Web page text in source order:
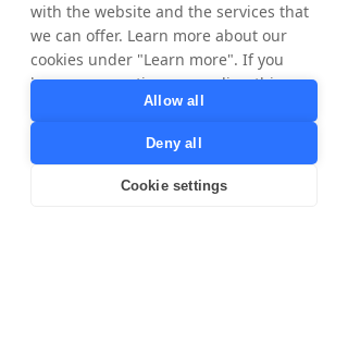
Download the Swedish Report
< Previous Next >
with the website and the services that
we can offer. Learn more about our
cookies under "Learn more". If you
have any questions regarding this,
privacy@tradedoubler.com
dpo@tradedoubler.com
read more about our data processing
Allow all
Deny all
Cookie settings